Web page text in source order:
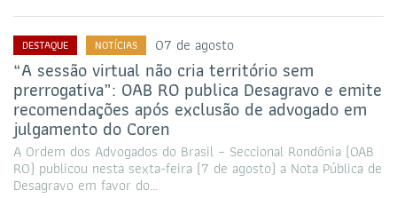
DESTAQUE NOTÍCIAS 07 de agosto
“A sessão virtual não cria território sem
prerrogativa”: OAB RO publica Desagravo e emite
recomendações após exclusão de advogado em
julgamento do Coren
A Ordem dos Advogados do Brasil – Seccional Rondônia (OAB
RO) publicou nesta sexta-feira (7 de agosto) a Nota Pública de
Desagravo em favor do…